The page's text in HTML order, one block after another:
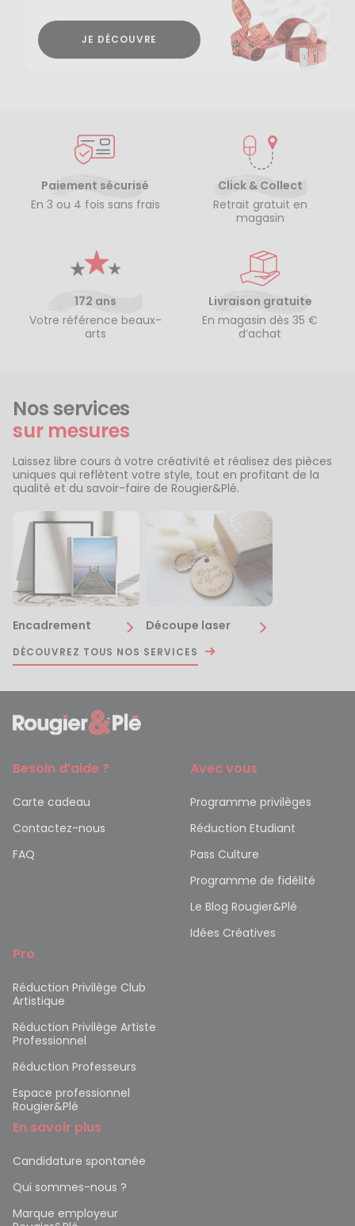
JE DÉCOUVRE
Paiement sécurisé
En 3 ou 4 fois sans frais
Click & Collect
Retrait gratuit en
magasin
172 ans
Votre référence beaux-
arts
Livraison gratuite
En magasin dès 35 €
d’achat
Nos services
sur mesures
Laissez libre cours à votre créativité et réalisez des pièces
uniques qui reflètent votre style, tout en profitant de la
qualité et du savoir-faire de Rougier&Plé.
Encadrement Découpe laser
DÉCOUVREZ TOUS NOS SERVICES
Besoin d’aide ?
Carte cadeau
Contactez-nous
FAQ
Avec vous
Programme privilèges
Réduction Etudiant
Pass Culture
Programme de fidélité
Le Blog Rougier&Plé
Idées Créatives
Pro
Réduction Privilège Club
Artistique
Réduction Privilège Artiste
Professionnel
Réduction Professeurs
Espace professionnel
Rougier&Plé
En savoir plus
Candidature spontanée
Qui sommes-nous ?
Marque employeur